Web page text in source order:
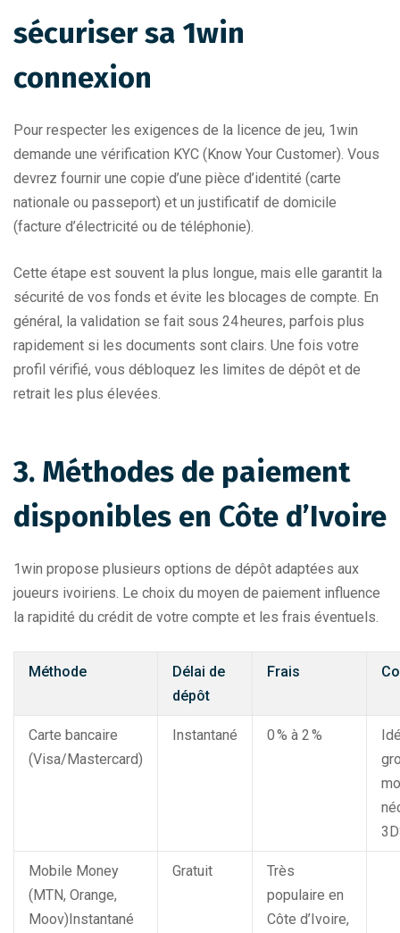
sécuriser sa 1win
connexion
Pour respecter les exigences de la licence de jeu, 1win
demande une vérification KYC (Know Your Customer). Vous
devrez fournir une copie d’une pièce d’identité (carte
nationale ou passeport) et un justificatif de domicile
(facture d’électricité ou de téléphonie).
Cette étape est souvent la plus longue, mais elle garantit la
sécurité de vos fonds et évite les blocages de compte. En
général, la validation se fait sous 24 heures, parfois plus
rapidement si les documents sont clairs. Une fois votre
profil vérifié, vous débloquez les limites de dépôt et de
retrait les plus élevées.
3. Méthodes de paiement
disponibles en Côte d’Ivoire
1win propose plusieurs options de dépôt adaptées aux
joueurs ivoiriens. Le choix du moyen de paiement influence
la rapidité du crédit de votre compte et les frais éventuels.
Méthode
Délai de
dépôt
Frais
Carte bancaire
(Visa/Mastercard)
Instantané 0 % à 2 %
Mobile Money
(MTN, Orange,
Moov)Instantané
Gratuit
Très
populaire en
Côte d’Ivoire,